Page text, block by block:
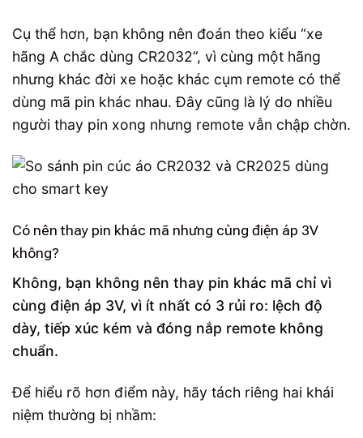
Cụ thể hơn, bạn không nên đoán theo kiểu “xe
hãng A chắc dùng CR2032”, vì cùng một hãng
nhưng khác đời xe hoặc khác cụm remote có thể
dùng mã pin khác nhau. Đây cũng là lý do nhiều
người thay pin xong nhưng remote vẫn chập chờn.
Có nên thay pin khác mã nhưng cùng điện áp 3V
không?
Không, bạn không nên thay pin khác mã chỉ vì
cùng điện áp 3V, vì ít nhất có 3 rủi ro: lệch độ
dày, tiếp xúc kém và đóng nắp remote không
chuẩn.
Để hiểu rõ hơn điểm này, hãy tách riêng hai khái
niệm thường bị nhầm: